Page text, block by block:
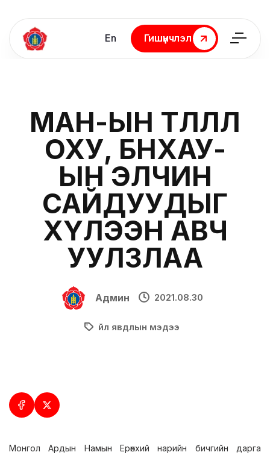
En
Гишүүнчлэл
Гишүүнчлэл
МАН-ЫН ТӨЛӨӨЛӨЛ
ОХУ, БНХАУ-
ЫН ЭЛЧИН
САЙДУУДЫГ
ХҮЛЭЭН АВЧ
УУЛЗЛАА
Админ 2021.08.30
Үйл явдлын мэдээ
Монгол Ардын Намын Ерөнхий нарийн бичгийн дарга